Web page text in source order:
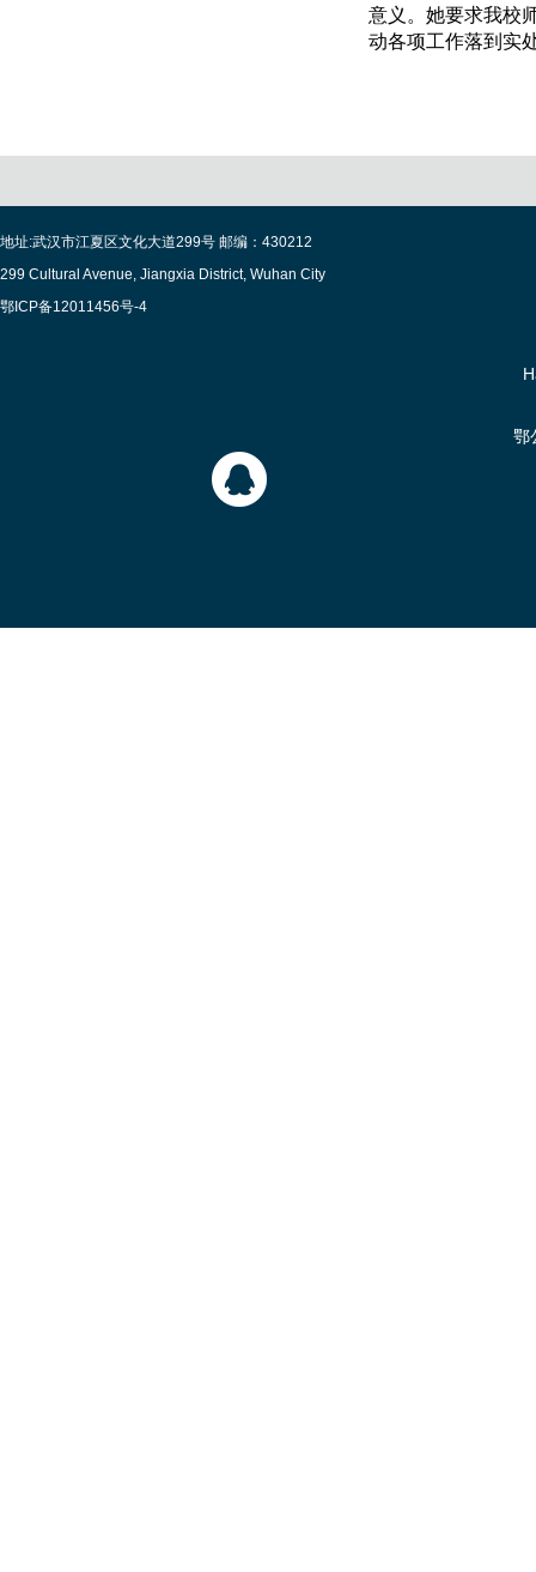
意义。她要求我校
动各项工作落到实
地址:武汉市江夏区文化大道299号 邮编：430212
299 Cultural Avenue, Jiangxia District, Wuhan City
鄂ICP备12011456号-4
鄂